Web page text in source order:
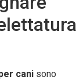
cani sono